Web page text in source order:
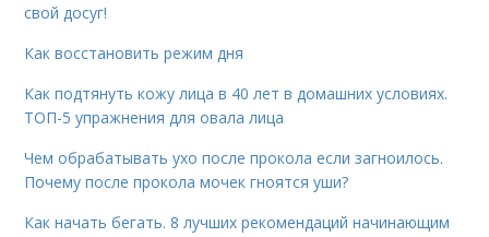
свой досуг!
Как восстановить режим дня
Как подтянуть кожу лица в 40 лет в домашних условиях.
ТОП-5 упражнения для овала лица
Чем обрабатывать ухо после прокола если загноилось.
Почему после прокола мочек гноятся уши?
Как начать бегать. 8 лучших рекомендаций начинающим